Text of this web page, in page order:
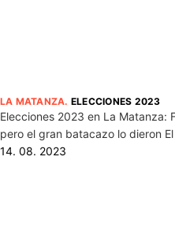
LA MATANZA. ELECCIONES 2023
Elecciones 2023 en La Matanza:
pero el gran batacazo lo dieron
14. 08. 2023